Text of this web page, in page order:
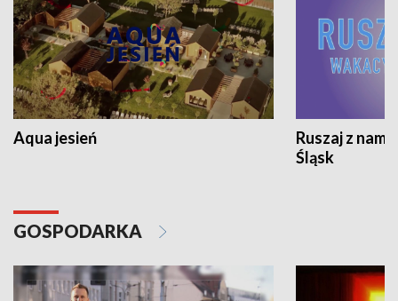
Aqua jesień
Ruszaj z
Śląsk
GOSPODARKA